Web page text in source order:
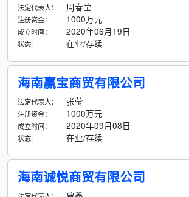
法定代表人： 周春莹
注册资金： 1000万元
成立时间： 2020年06月19日
状态: 在业/存续
海南赢宝商贸有限公司
法定代表人： 张莹
注册资金： 1000万元
成立时间： 2020年09月08日
状态: 在业/存续
海南诚悦商贸有限公司